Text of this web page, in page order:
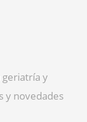
geriatría y
y novedades